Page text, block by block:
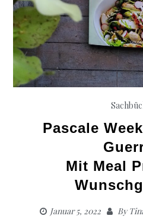
Pascale
Mit Meal
Januar 5, 2022 By